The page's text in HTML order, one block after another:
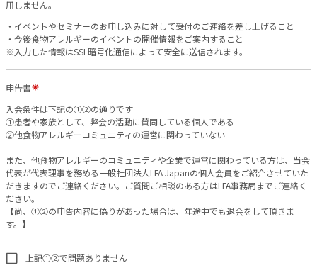
用しません。
・イベントやセミナーのお申し込みに対して受付のご連絡を差し上げること
・今後食物アレルギーのイベントの開催情報をご案内すること
※入力した情報はSSL暗号化通信によって安全に送信されます。
申告書
入会条件は下記の①②の通りです
①患者や家族として、弊会の活動に賛同している個人である
②他食物アレルギーコミュニティの運営に関わっていない
また、他食物アレルギーのコミュニティや企業で運営に関わっている方は、当会
代表が代表理事を務める一般社団法人LFA Japanの個人会員をご紹介させていた
だきますのでご連絡ください。ご質問ご相談のある方はLFA事務局までご連絡く
ださい。
【尚、①②の申告内容に偽りがあった場合は、年途中でも退会をして頂きま
す。】
上記①②で問題ありません